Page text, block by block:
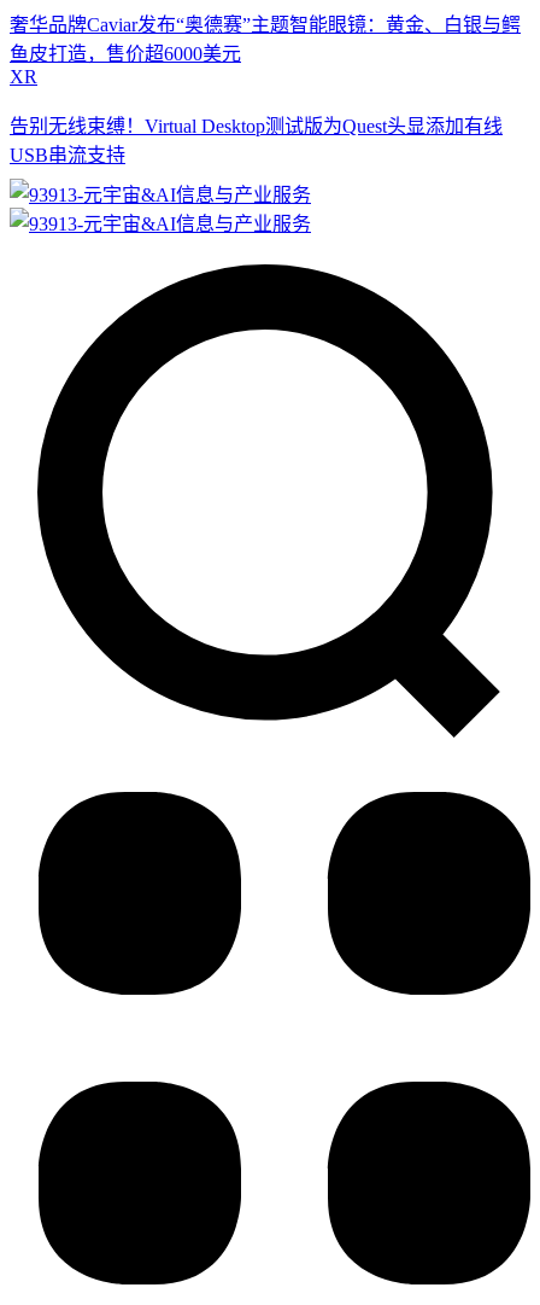
奢华品牌Caviar发布“奥德赛”主题智能眼镜：黄金、白银与鳄
鱼皮打造，售价超6000美元
XR
告别无线束缚！Virtual Desktop测试版为Quest头显添加有线
USB串流支持